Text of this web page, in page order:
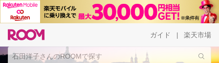
ガイド 楽天市場